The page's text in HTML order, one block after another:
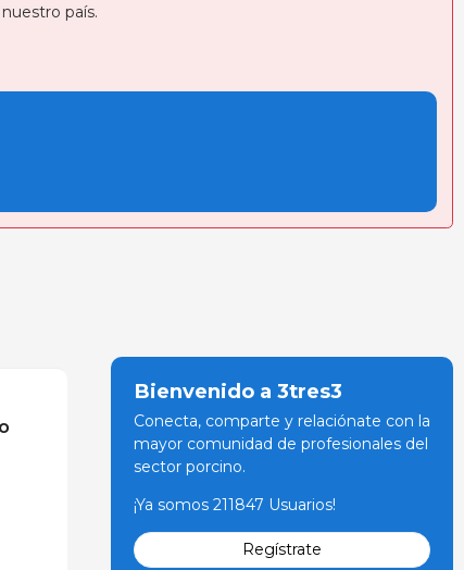
país.
Bienvenido a 3tres3
Conecta, comparte y relaciónate con la
mayor comunidad de profesionales del
sector porcino.
¡Ya somos 211847 Usuarios!
Regístrate